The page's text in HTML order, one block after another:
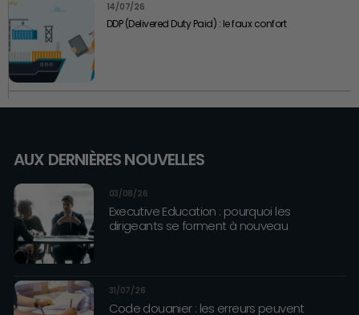
14/07/26
DDP (Delivered Duty Paid) : le faux confort
AUX DERNIÈRES NOUVELLES
03/08/26
Executive Education : pourquoi les
dirigeants se forment à nouveau
31/07/26
Code douanier : les erreurs peuvent